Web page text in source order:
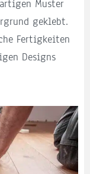
Muster
geklebt.
Fertigkeiten
Designs